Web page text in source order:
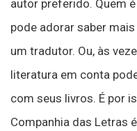
autor preferido. Quem
pode adorar saber
um tradutor. Ou, às
literatura em conta
com seus livros. É por
Companhia das Letras